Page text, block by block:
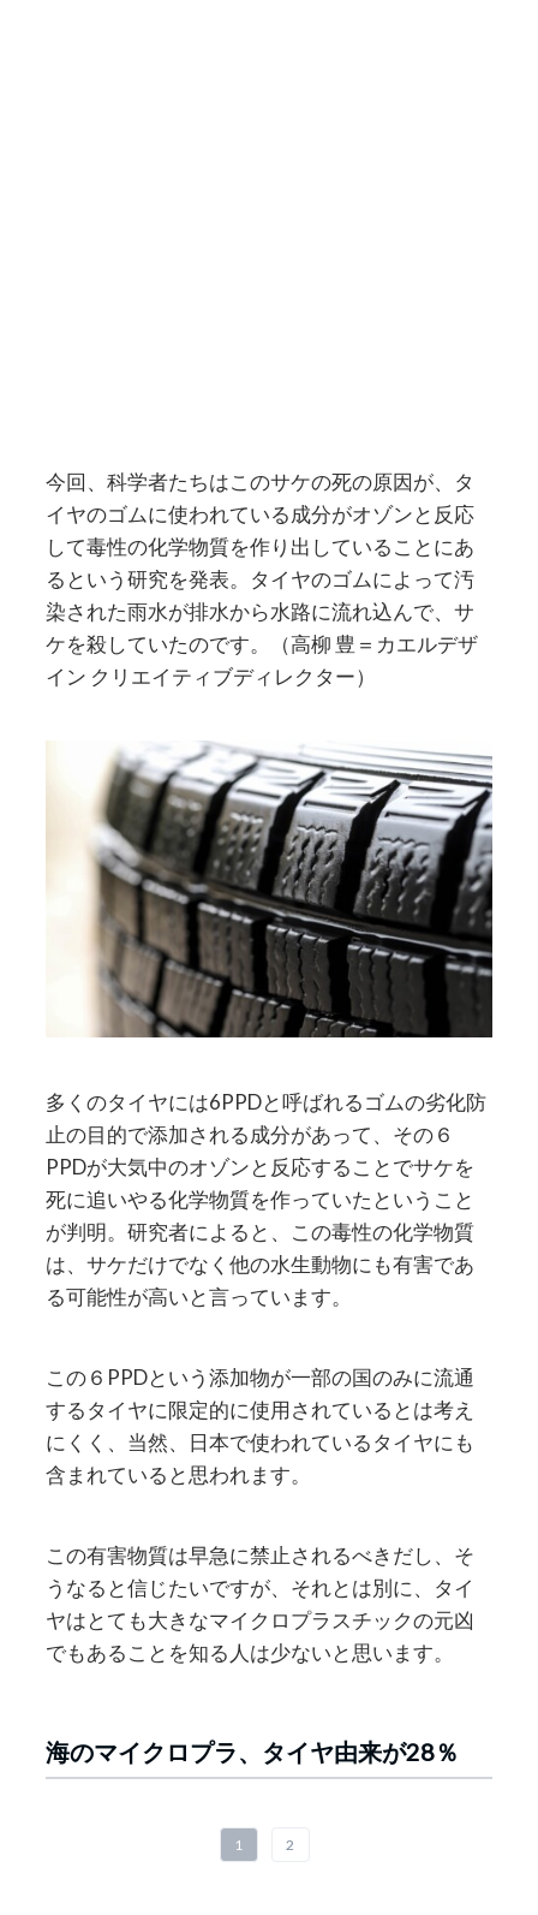
今回、科学者たちはこのサケの死の原因が、タ
イヤのゴムに使われている成分がオゾンと反応
して毒性の化学物質を作り出していることにあ
るという研究を発表。タイヤのゴムによって汚
染された雨水が排水から水路に流れ込んで、サ
ケを殺していたのです。（高柳 豊＝カエルデザ
イン クリエイティブディレクター）
多くのタイヤには6PPDと呼ばれるゴムの劣化防
止の目的で添加される成分があって、その６
PPDが大気中のオゾンと反応することでサケを
死に追いやる化学物質を作っていたということ
が判明。研究者によると、この毒性の化学物質
は、サケだけでなく他の水生動物にも有害であ
る可能性が高いと言っています。
この６PPDという添加物が一部の国のみに流通
するタイヤに限定的に使用されているとは考え
にくく、当然、日本で使われているタイヤにも
含まれていると思われます。
この有害物質は早急に禁止されるべきだし、そ
うなると信じたいですが、それとは別に、タイ
ヤはとても大きなマイクロプラスチックの元凶
でもあることを知る人は少ないと思います。
海のマイクロプラ、タイヤ由来が28％
1 2